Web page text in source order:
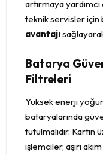
artırmaya
teknik servisler için
avantajı
Batarya
Filtreleri
Yüksek enerji
bataryalarında
tutulmalıdır.
işlemciler, aşırı